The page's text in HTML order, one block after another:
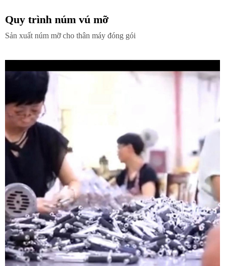
Quy trình núm vú mỡ
Sản xuất núm mỡ cho thân máy đóng gói